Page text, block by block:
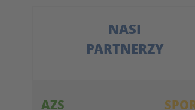
NASI
PARTNERZY
AZS